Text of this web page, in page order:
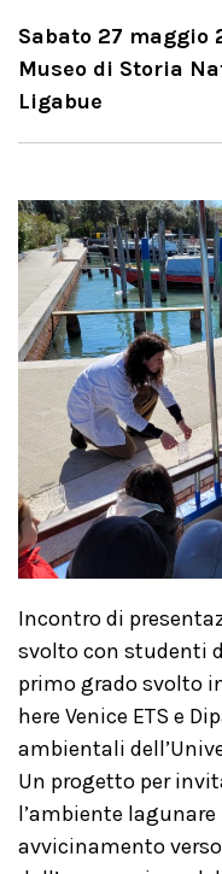
Sabato 27 maggio
Museo di Storia
Ligabue
Incontro di
svolto con studenti
primo grado svolto
here Venice ETS e
ambientali
Un progetto per
l’ambiente
avvicinamento